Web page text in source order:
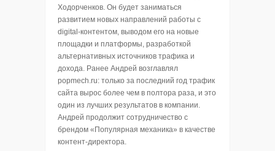
Ходорченков. Он будет заниматься
развитием новых направлений работы с
digital-контентом, выводом его на новые
площадки и платформы, разработкой
альтернативных источников трафика и
дохода. Ранее Андрей возглавлял
popmech.ru: только за последний год трафик
сайта вырос более чем в полтора раза, и это
один из лучших результатов в компании.
Андрей продолжит сотрудничество с
брендом «Популярная механика» в качестве
контент-директора.